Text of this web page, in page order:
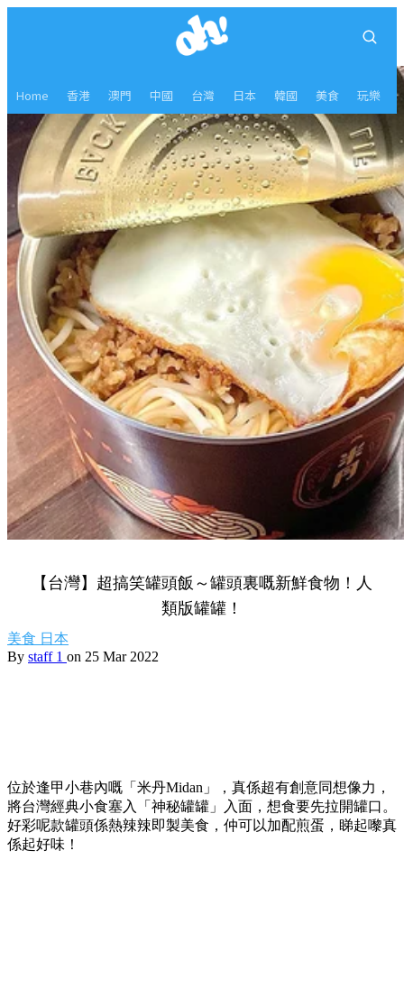
Home 香港 澳門 中國 台灣 日本 韓國 美食 玩樂
【台灣】超搞笑罐頭飯～罐頭裏嘅新鮮食物！人
類版罐罐！
美食 日本
By staff 1 on 25 Mar 2022
位於逢甲小巷內嘅「米丹Midan」，真係超有創意同想像力，
將台灣經典小食塞入「神秘罐罐」入面，想食要先拉開罐口。
好彩呢款罐頭係熱辣辣即製美食，仲可以加配煎蛋，睇起嚟真
係起好味！